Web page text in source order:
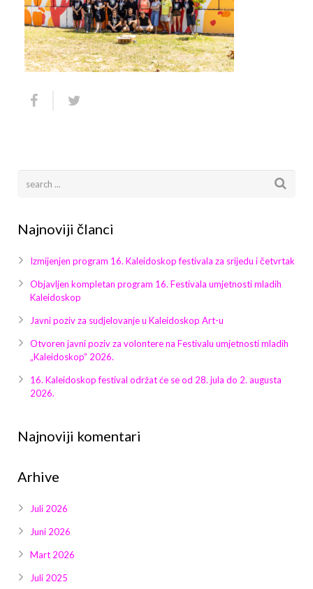
Video 2011
Video 2012
Video 2013
Video 2016
Galerija 2010
Galerija 2011
Galerija 2012
Galerija 2015
Galerija 2018
Galerija 2019
Galerija 2022
Galerija 2023
Galerija 2025
Arhiva
Kontakt
Najnoviji članci
Izmijenjen program 16. Kaleidoskop festivala za srijedu i četvrtak
Objavljen kompletan program 16. Festivala umjetnosti mladih
Kaleidoskop
Javni poziv za sudjelovanje u Kaleidoskop Art-u
Otvoren javni poziv za volontere na Festivalu umjetnosti mladih
„Kaleidoskop“ 2026.
16. Kaleidoskop festival održat će se od 28. jula do 2. augusta
2026.
Najnoviji komentari
Arhive
Juli 2026
Juni 2026
Mart 2026
Juli 2025